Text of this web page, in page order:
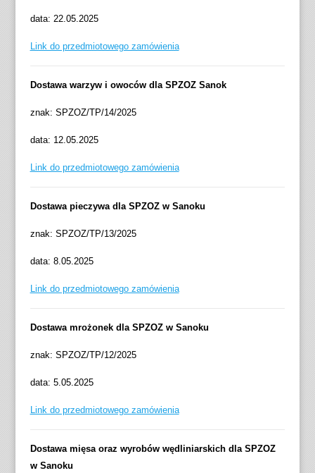
data: 22.05.2025
Link do przedmiotowego zamówienia
Dostawa warzyw i owoców dla SPZOZ Sanok
znak: SPZOZ/TP/14/2025
data: 12.05.2025
Link do przedmiotowego zamówienia
Dostawa pieczywa dla SPZOZ w Sanoku
znak: SPZOZ/TP/13/2025
data: 8.05.2025
Link do przedmiotowego zamówienia
Dostawa mrożonek dla SPZOZ w Sanoku
znak: SPZOZ/TP/12/2025
data: 5.05.2025
Link do przedmiotowego zamówienia
Dostawa mięsa oraz wyrobów wędliniarskich dla SPZOZ
w Sanoku